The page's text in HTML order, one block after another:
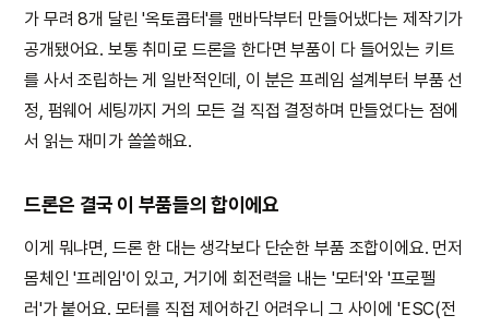
가 무려 8개 달린 '옥토콥터'를 맨바닥부터 만들어냈다는 제작기가
공개됐어요. 보통 취미로 드론을 한다면 부품이 다 들어있는 키트
를 사서 조립하는 게 일반적인데, 이 분은 프레임 설계부터 부품 선
정, 펌웨어 세팅까지 거의 모든 걸 직접 결정하며 만들었다는 점에
서 읽는 재미가 쏠쏠해요.
드론은 결국 이 부품들의 합이에요
이게 뭐냐면, 드론 한 대는 생각보다 단순한 부품 조합이에요. 먼저
몸체인 '프레임'이 있고, 거기에 회전력을 내는 '모터'와 '프로펠
러'가 붙어요. 모터를 직접 제어하긴 어려우니 그 사이에 'ESC(전